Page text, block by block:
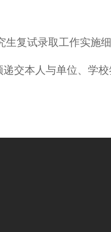
生复试录取工作实施
交本人与单位、学校